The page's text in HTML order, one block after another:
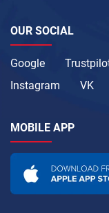
OUR SOCIAL
Google
Instagram
VK
MOBILE APP